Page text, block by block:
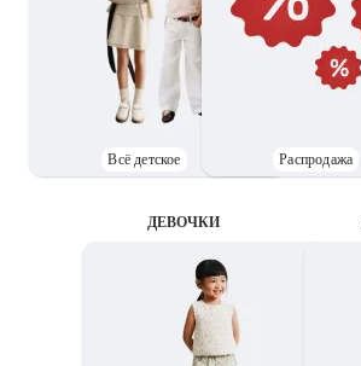
Всё детское Распродажа
ДЕВОЧКИ